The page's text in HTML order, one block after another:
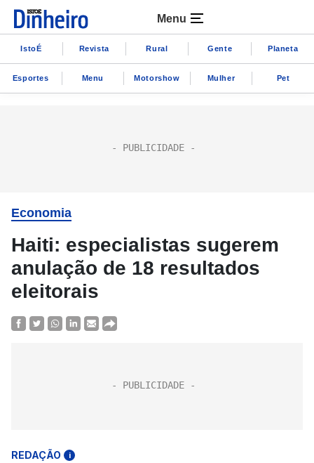
Menu
IstoÉ Revista Rural Gente Planeta
Esportes Menu Motorshow Mulher Pet
Economia
Haiti: especialistas sugerem
anulação de 18 resultados
eleitorais
REDAÇÃO i